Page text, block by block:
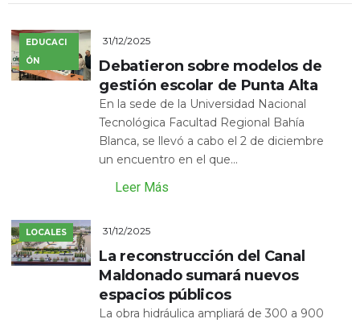
EDUCACI
ÓN
31/12/2025
Debatieron sobre modelos de
gestión escolar de Punta Alta
En la sede de la Universidad Nacional
Tecnológica Facultad Regional Bahía
Blanca, se llevó a cabo el 2 de diciembre
un encuentro en el que...
Leer Más
LOCALES 31/12/2025
La reconstrucción del Canal
Maldonado sumará nuevos
espacios públicos
La obra hidráulica ampliará de 300 a 900